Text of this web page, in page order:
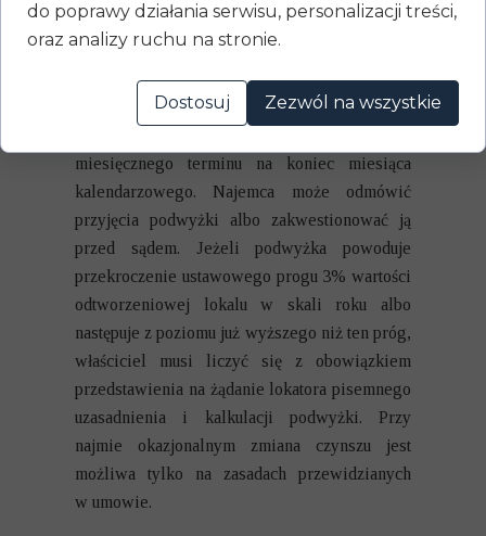
Zasady podwyższania czynszu zależą od
rodzaju najmu. Przy najmie zwykłym właściciel
podwyższa czynsz przez wypowiedzenie
dotychczasowej wysokości czynszu albo
miesięcznego terminu na koniec miesiąca
kalendarzowego. Najemca może odmówić
przyjęcia podwyżki albo zakwestionować ją
przed sądem. Jeżeli podwyżka powoduje
przekroczenie ustawowego progu 3% wartości
odtworzeniowej lokalu w skali roku albo
następuje z poziomu już wyższego niż ten próg,
właściciel musi liczyć się z obowiązkiem
przedstawienia na żądanie lokatora pisemnego
uzasadnienia i kalkulacji podwyżki. Przy
najmie okazjonalnym zmiana czynszu jest
możliwa tylko na zasadach przewidzianych
w umowie.
do poprawy działania serwisu, personalizacji treści,
oraz analizy ruchu na stronie.
Dostosuj Zezwól na wszystkie